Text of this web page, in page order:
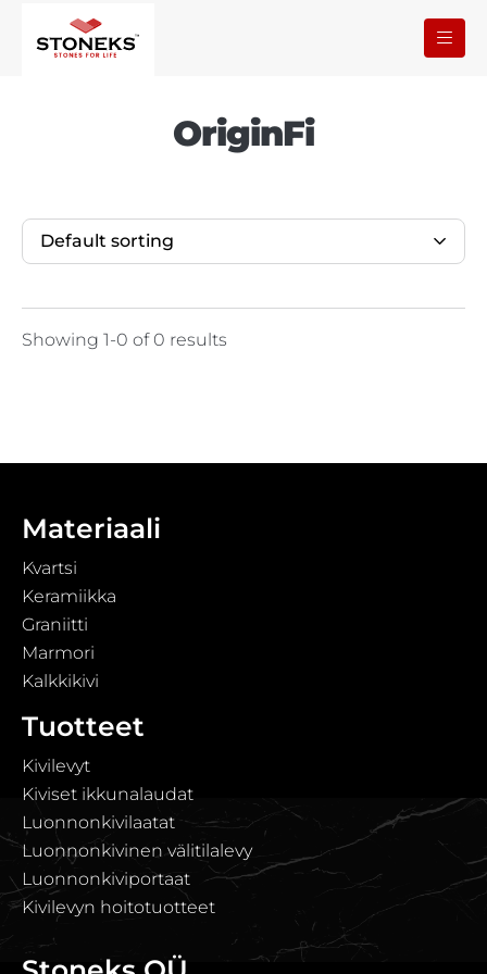
OriginFi
Default sorting
Showing 1-0 of 0 results
Materiaali
Kvartsi
Keramiikka
Graniitti
Marmori
Kalkkikivi
Tuotteet
Kivilevyt
Kiviset ikkunalaudat
Luonnonkivilaatat
Luonnonkivinen välitilalevy
Luonnonkiviportaat
Kivilevyn hoitotuotteet